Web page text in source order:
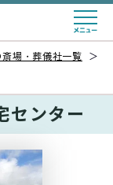
斎場・葬儀社一覧
＞
センター